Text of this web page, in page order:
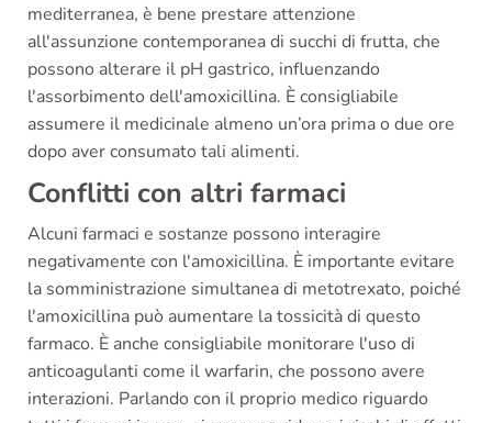
mediterranea, è bene prestare attenzione
all'assunzione contemporanea di succhi di frutta, che
possono alterare il pH gastrico, influenzando
l'assorbimento dell'amoxicillina. È consigliabile
assumere il medicinale almeno un’ora prima o due ore
dopo aver consumato tali alimenti.
Conflitti con altri farmaci
Alcuni farmaci e sostanze possono interagire
negativamente con l'amoxicillina. È importante evitare
la somministrazione simultanea di metotrexato, poiché
l'amoxicillina può aumentare la tossicità di questo
farmaco. È anche consigliabile monitorare l'uso di
anticoagulanti come il warfarin, che possono avere
interazioni. Parlando con il proprio medico riguardo